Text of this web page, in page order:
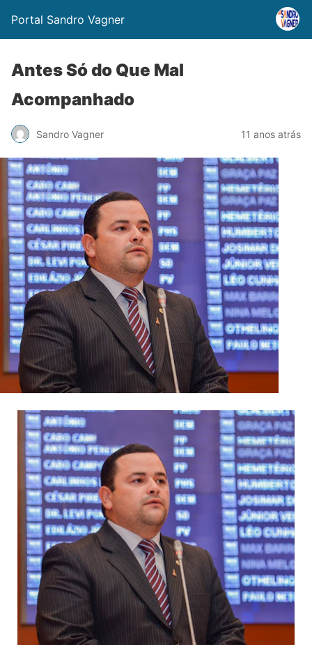
Portal Sandro Vagner
Antes Só do Que Mal
Acompanhado
Sandro Vagner 11 anos atrás